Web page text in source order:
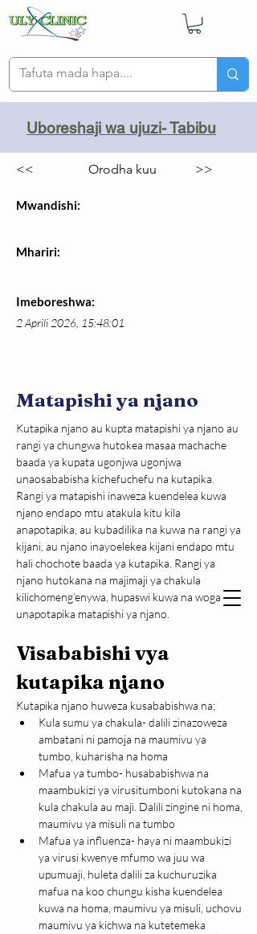
Uboreshaji wa ujuzi- Tabibu
<< Orodha kuu >>
Mwandishi:
Mhariri:
Imeboreshwa:
2 Aprili 2026, 15:48:01
Matapishi ya njano
Kutapika njano au kupta matapishi ya njano au
rangi ya chungwa hutokea masaa machache
baada ya kupata ugonjwa ugonjwa
unaosababisha kichefuchefu na kutapika.
Rangi ya matapishi inaweza kuendelea kuwa
njano endapo mtu atakula kitu kila
anapotapika, au kubadilika na kuwa na rangi ya
kijani, au njano inayoelekea kijani endapo mtu
hali chochote baada ya kutapika. Rangi ya
njano hutokana na majimaji ya chakula
kilichomeng’enywa, hupaswi kuwa na woga
unapotapika matapishi ya njano.
Visababishi vya
kutapika njano
Kutapika njano huweza kusababishwa na;
Kula sumu ya chakula- dalili zinazoweza
ambatani ni pamoja na maumivu ya
tumbo, kuharisha na homa
Mafua ya tumbo- husababishwa na
maambukizi ya virusitumboni kutokana na
kula chakula au maji. Dalili zingine ni homa,
maumivu ya misuli na tumbo
Mafua ya influenza- haya ni maambukizi
ya virusi kwenye mfumo wa juu wa
upumuaji, huleta dalili za kuchuruzika
mafua na koo chungu kisha kuendelea
kuwa na homa, maumivu ya misuli, uchovu
maumivu ya kichwa na kutetemeka